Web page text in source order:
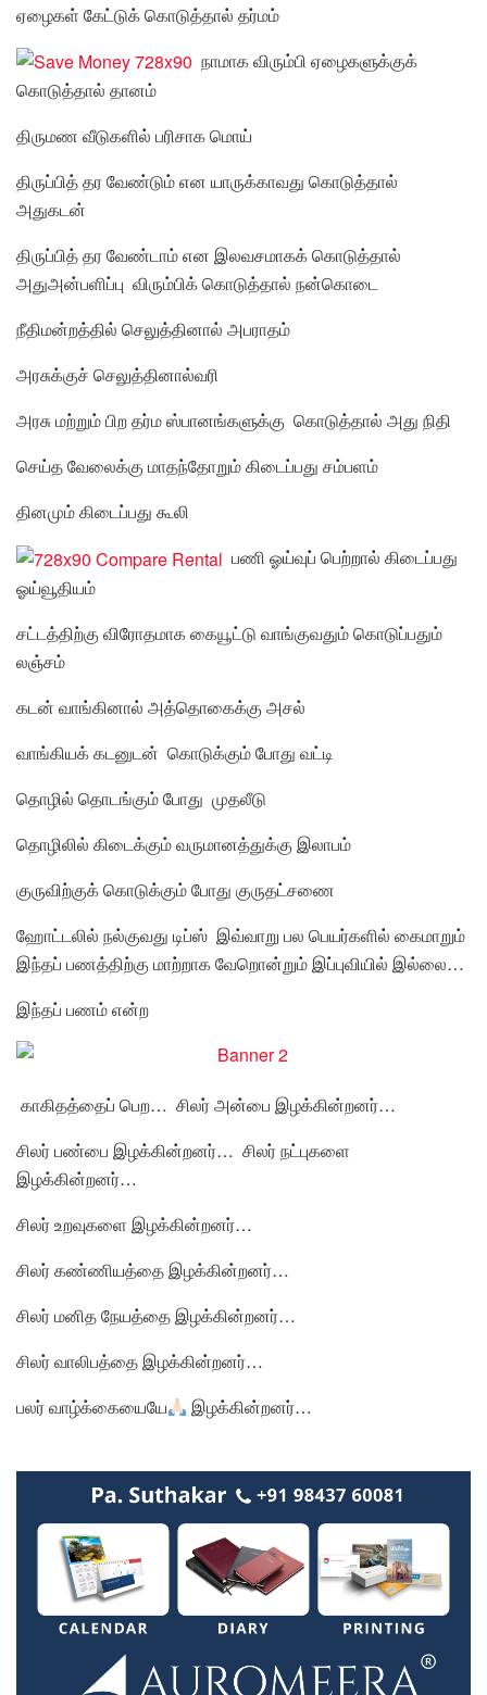
ஏழைகள் கேட்டுக் கொடுத்தால் தர்மம்
நாமாக விரும்பி ஏழைகளுக்குக்
கொடுத்தால் தானம்
திருமண வீடுகளில் பரிசாக மொய்
திருப்பித் தர வேண்டும் என யாருக்காவது கொடுத்தால்
அதுகடன்
திருப்பித் தர வேண்டாம் என இலவசமாகக் கொடுத்தால்
அதுஅன்பளிப்பு விரும்பிக் கொடுத்தால் நன்கொடை
நீதிமன்றத்தில் செலுத்தினால் அபராதம்
அரசுக்குச் செலுத்தினால்வரி
அரசு மற்றும் பிற தர்ம ஸ்பானங்களுக்கு கொடுத்தால் அது நிதி
செய்த வேலைக்கு மாதந்தோறும் கிடைப்பது சம்பளம்
தினமும் கிடைப்பது கூலி
பணி ஓய்வுப் பெற்றால் கிடைப்பது
ஓய்வூதியம்
சட்டத்திற்கு விரோதமாக கையூட்டு வாங்குவதும் கொடுப்பதும்
லஞ்சம்
கடன் வாங்கினால் அத்தொகைக்கு அசல்
வாங்கியக் கடனுடன் கொடுக்கும் போது வட்டி
தொழில் தொடங்கும் போது முதலீடு
தொழிலில் கிடைக்கும் வருமானத்துக்கு இலாபம்
குருவிற்குக் கொடுக்கும் போது குருதட்சணை
ஹோட்டலில் நல்குவது டிப்ஸ் இவ்வாறு பல பெயர்களில் கைமாறும்
இந்தப் பணத்திற்கு மாற்றாக வேறொன்றும் இப்புவியில் இல்லை…
இந்தப் பணம் என்ற
காகிதத்தைப் பெற… சிலர் அன்பை இழக்கின்றனர்…
சிலர் பண்பை இழக்கின்றனர்… சிலர் நட்புகளை
இழக்கின்றனர்…
சிலர் உறவுகளை இழக்கின்றனர்…
சிலர் கண்ணியத்தை இழக்கின்றனர்…
சிலர் மனித நேயத்தை இழக்கின்றனர்…
சிலர் வாலிபத்தை இழக்கின்றனர்…
பலர் வாழ்க்கையையே
இழக்கின்றனர்…